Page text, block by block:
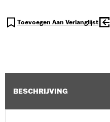
Toevoegen Aan Verlanglijst
BESCHRIJVING